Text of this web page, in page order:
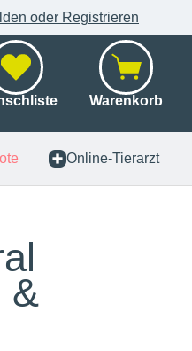
oder Registrieren
Warenkorb
Online-Tierarzt
&